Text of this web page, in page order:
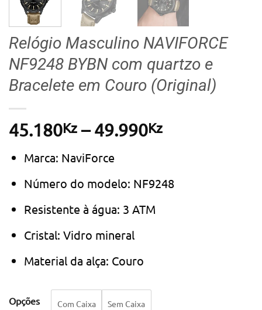
Relógio Masculino NAVIFORCE
NF9248 BYBN com quartzo e
Bracelete em Couro (Original)
45.180Kz – 49.990KzPrice
through
Marca: NaviForce
Número do modelo: NF9248
Resistente à água: 3 ATM
Cristal: Vidro mineral
Material da alça: Couro
Opções Com Caixa Sem Caixa